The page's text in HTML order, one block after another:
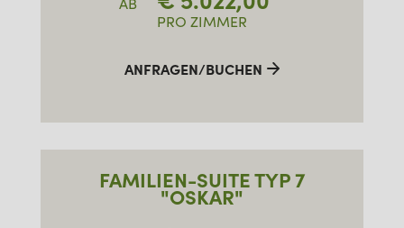
PRO ZIMMER
ANFRAGEN/BUCHEN
FAMILIEN-SUITE TYP 7
"OSKAR"